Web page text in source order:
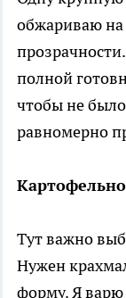
обжариваю на
полной
чтобы не
равномерно
Тут важно
Нужен
форму. Я варю